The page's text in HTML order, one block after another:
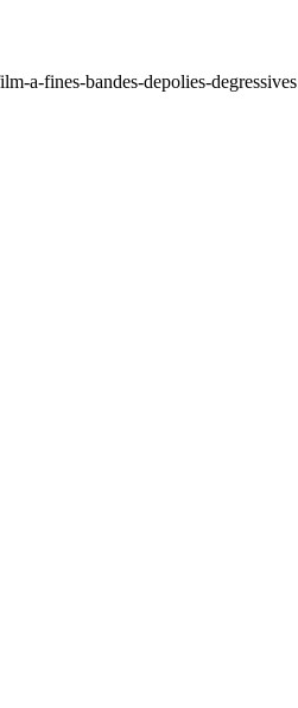
a-fines-bandes-depolies-degressives